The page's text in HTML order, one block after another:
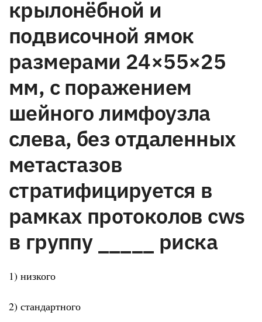
крылонёбной и
подвисочной ямок
размерами 24×55×25
мм, с поражением
шейного лимфоузла
слева, без отдаленных
метастазов
стратифицируется в
рамках протоколов cws
в группу _____ риска
1) низкого
2) стандартного